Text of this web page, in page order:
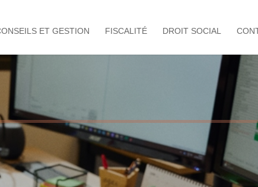
ET GESTION FISCALITÉ DROIT SOCIAL